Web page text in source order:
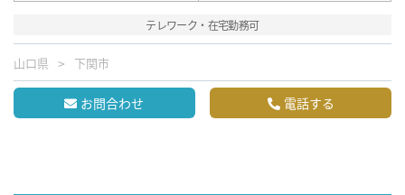
テレワーク・在宅勤務可
山口県 下関市
お問合わせ 電話する